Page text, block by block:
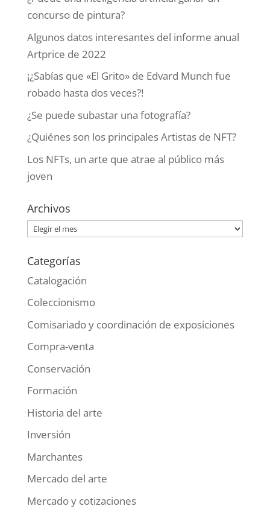
concurso de pintura?
Algunos datos interesantes del informe anual
Artprice de 2022
¡¿Sabías que «El Grito» de Edvard Munch fue
robado hasta dos veces?!
¿Se puede subastar una fotografía?
¿Quiénes son los principales Artistas de NFT?
Los NFTs, un arte que atrae al público más
joven
Archivos
Archivos
Categorías
Catalogación
Coleccionismo
Comisariado y coordinación de exposiciones
Compra-venta
Conservación
Formación
Historia del arte
Inversión
Marchantes
Mercado del arte
Mercado y cotizaciones